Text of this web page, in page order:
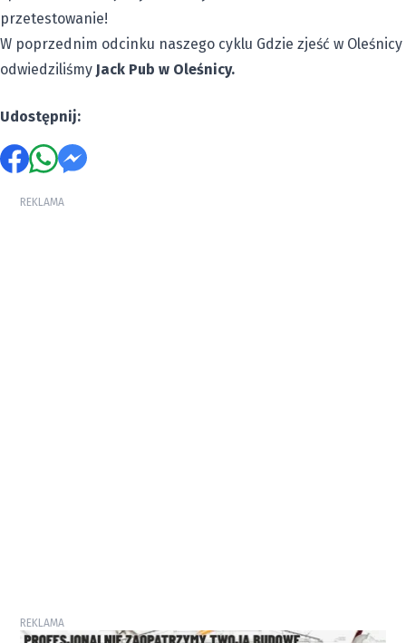
przetestowanie!
W poprzednim odcinku naszego cyklu Gdzie zjeść w Oleśnicy
odwiedziliśmy Jack Pub w Oleśnicy.
Udostępnij:
REKLAMA
REKLAMA